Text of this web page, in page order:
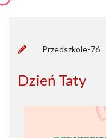
Przedszkole-76
Dzień Taty